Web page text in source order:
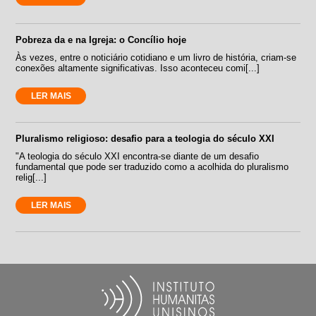
Pobreza da e na Igreja: o Concílio hoje
Às vezes, entre o noticiário cotidiano e um livro de história, criam-se
conexões altamente significativas. Isso aconteceu comi[...]
LER MAIS
Pluralismo religioso: desafio para a teologia do século XXI
"A teologia do século XXI encontra-se diante de um desafio
fundamental que pode ser traduzido como a acolhida do pluralismo
relig[...]
LER MAIS